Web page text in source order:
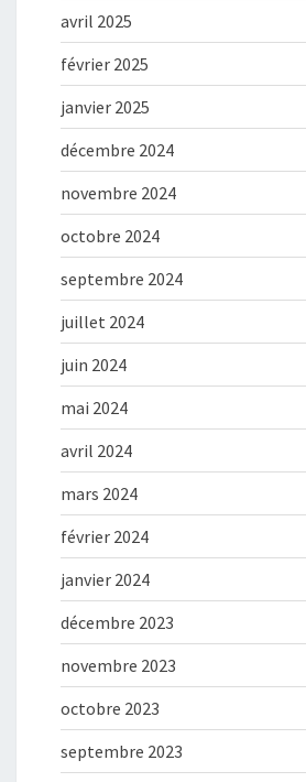
avril 2025
février 2025
janvier 2025
décembre 2024
novembre 2024
octobre 2024
septembre 2024
juillet 2024
juin 2024
mai 2024
avril 2024
mars 2024
février 2024
janvier 2024
décembre 2023
novembre 2023
octobre 2023
septembre 2023